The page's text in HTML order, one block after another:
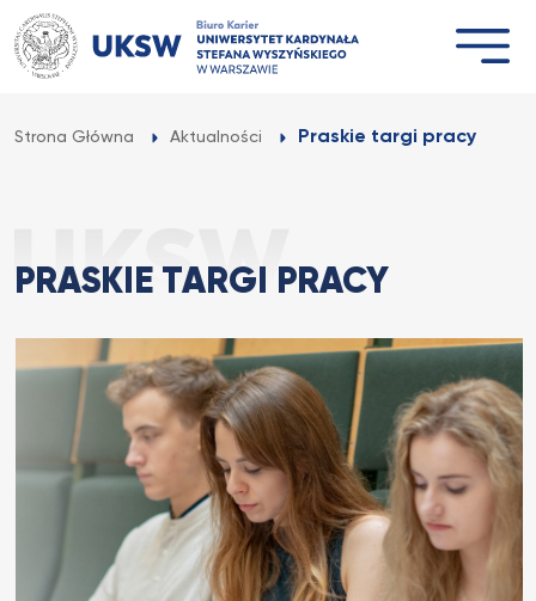
Przejdź
do
treści
Strona Główna Aktualności Praskie targi pracy
PRASKIE TARGI PRACY